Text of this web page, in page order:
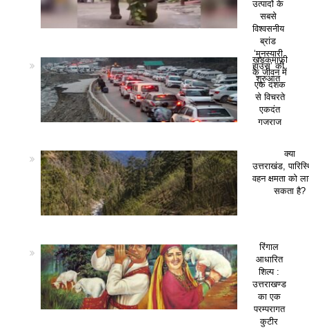
उत्पादों के
सबसे
विश्वसनीय
ब्रांड
‘मुनस्यारी
हाउस’ की
शुरुआत
खड़कमाफी
के जीवन में
एक दशक
से विचरते
एकदंत
गजराज
क्या
उत्तराखंड,
वहन क्षमता को
सकता है?
रिंगाल
आधारित
शिल्प :
उत्तराखण्ड
का एक
परम्परागत
कुटीर